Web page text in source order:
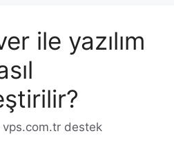
ile yazılım
vps.com.tr destek